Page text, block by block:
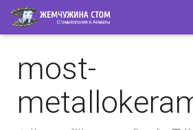
О НАС
УСЛУГИ
most-